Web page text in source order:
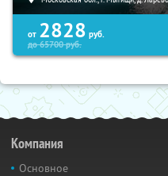
от 2828 руб.
до65700руб.
Компания
Основное